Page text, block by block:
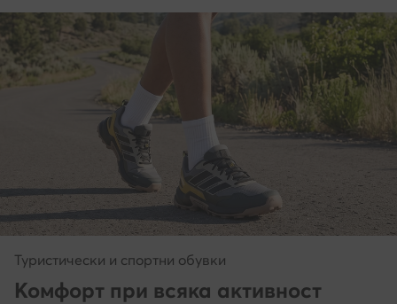
Туристически и спортни обувки
Комфорт при всяка активност